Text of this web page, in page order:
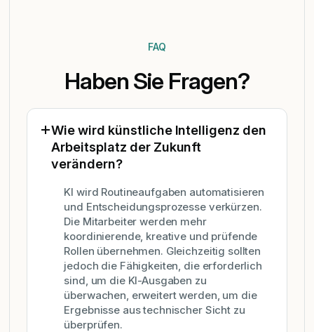
FAQ
Haben Sie Fragen?
Wie wird künstliche Intelligenz den
Arbeitsplatz der Zukunft
verändern?
KI wird Routineaufgaben automatisieren
und Entscheidungsprozesse verkürzen.
Die Mitarbeiter werden mehr
koordinierende, kreative und prüfende
Rollen übernehmen. Gleichzeitig sollten
jedoch die Fähigkeiten, die erforderlich
sind, um die KI-Ausgaben zu
überwachen, erweitert werden, um die
Ergebnisse aus technischer Sicht zu
überprüfen.